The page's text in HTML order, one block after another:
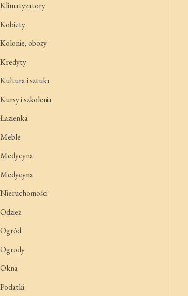
Klimatyzatory
Kobiety
Kolonie, obozy
Kredyty
Kultura i sztuka
Kursy i szkolenia
Łazienka
Meble
Medycyna
Medycyna
Nieruchomości
Odzież
Ogród
Ogrody
Okna
Podatki